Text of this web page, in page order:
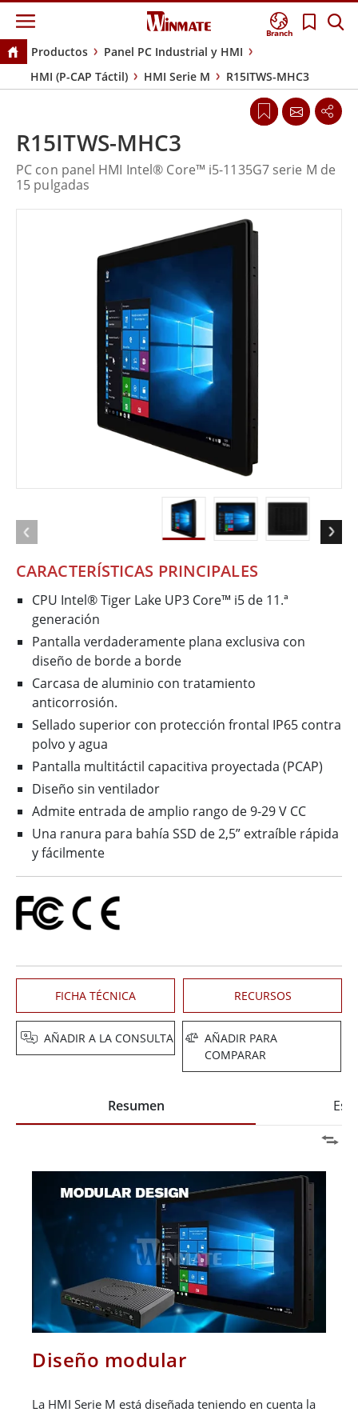
Branch
Productos
Panel PC Industrial y HMI
HMI (P-CAP Táctil)
HMI Serie M R15ITWS-MHC3
CARACTERÍSTICAS PRINCIPALES
CPU Intel® Tiger Lake UP3 Core™ i5 de 11.ª
generación
Pantalla verdaderamente plana exclusiva con
diseño de borde a borde
Carcasa de aluminio con tratamiento
anticorrosión.
Sellado superior con protección frontal IP65 contra
polvo y agua
Pantalla multitáctil capacitiva proyectada (PCAP)
Diseño sin ventilador
Admite entrada de amplio rango de 9-29 V CC
Una ranura para bahía SSD de 2,5” extraíble rápida
y fácilmente
FICHA TÉCNICA RECURSOS
AÑADIR A LA CONSULTA
AÑADIR PARA
COMPARAR
R15ITWS-MHC3
PC con panel HMI Intel® Core™ i5-1135G7 serie M de
15 pulgadas
Resumen
Diseño modular
La HMI Serie M está diseñada teniendo en cuenta la